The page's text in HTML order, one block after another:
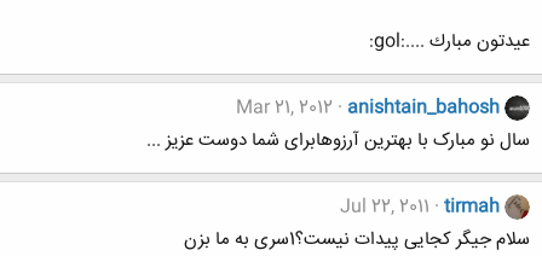
عيدتون مبارك ....:gol:
anishtain_bahosh
Mar 21, 2012
سال نو مبارک با بهترین آرزوهابرای شما دوست عزیز ...
tirmah
Jul 22, 2011
سلام جیگر کجایی پیدات نیست؟1سری به ما بزن